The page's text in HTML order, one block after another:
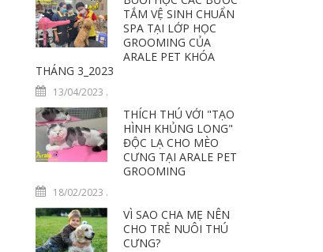
TẮM VỆ SINH CHUẨN
SPA TẠI LỚP HỌC
GROOMING CỦA
ARALE PET KHÓA
THÁNG 3_2023
13/04/2023 .
THÍCH THÚ VỚI "TẠO
HÌNH KHỦNG LONG"
ĐỘC LẠ CHO MÈO
CƯNG TẠI ARALE PET
GROOMING
18/02/2023 .
VÌ SAO CHA MẸ NÊN
CHO TRẺ NUÔI THÚ
CƯNG?